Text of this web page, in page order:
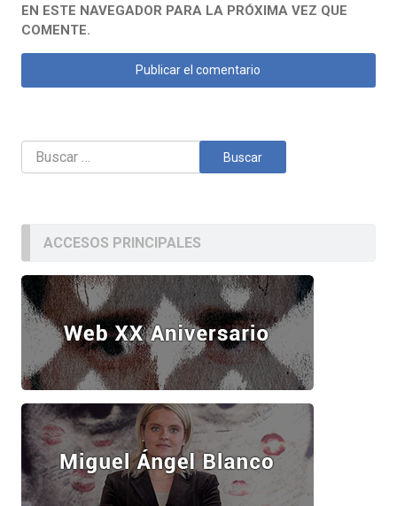
EN ESTE NAVEGADOR PARA LA PRÓXIMA VEZ QUE
COMENTE.
Buscar:
ACCESOS PRINCIPALES